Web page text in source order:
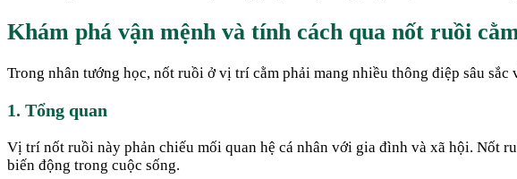
Khám phá vận mệnh và tính cách qua nốt ruồi
Trong nhân tướng học, nốt ruồi ở vị trí cằm phải mang nhiều thông điệp sâu
1. Tổng quan
Vị trí nốt ruồi này phản chiếu mối quan hệ cá nhân với gia đình và xã hội. Nốt
biến động trong cuộc sống.